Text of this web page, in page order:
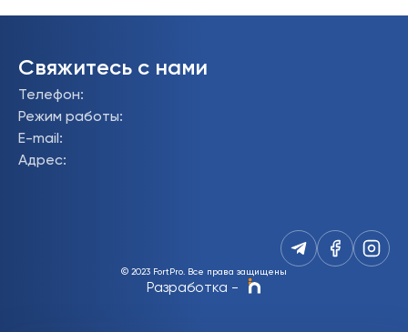
Свяжитесь с нами
Телефон:
Режим работы:
E-mail :
Адрес:
© 2023 FortPro. Все права защищены
Разработка -